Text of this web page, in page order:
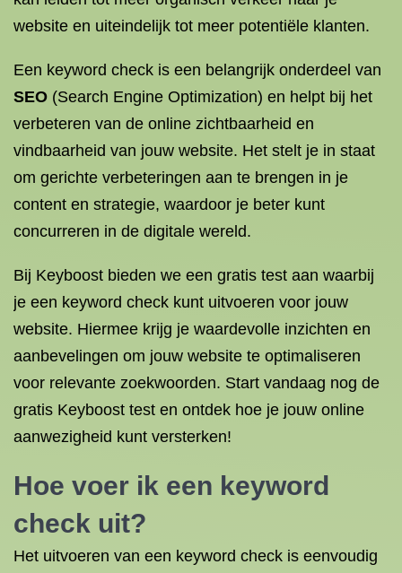
website en uiteindelijk tot meer potentiële klanten.
Een keyword check is een belangrijk onderdeel van
SEO (Search Engine Optimization) en helpt bij het
verbeteren van de online zichtbaarheid en
vindbaarheid van jouw website. Het stelt je in staat
om gerichte verbeteringen aan te brengen in je
content en strategie, waardoor je beter kunt
concurreren in de digitale wereld.
Bij Keyboost bieden we een gratis test aan waarbij
je een keyword check kunt uitvoeren voor jouw
website. Hiermee krijg je waardevolle inzichten en
aanbevelingen om jouw website te optimaliseren
voor relevante zoekwoorden. Start vandaag nog de
gratis Keyboost test en ontdek hoe je jouw online
aanwezigheid kunt versterken!
Hoe voer ik een keyword
check uit?
Het uitvoeren van een keyword check is eenvoudig